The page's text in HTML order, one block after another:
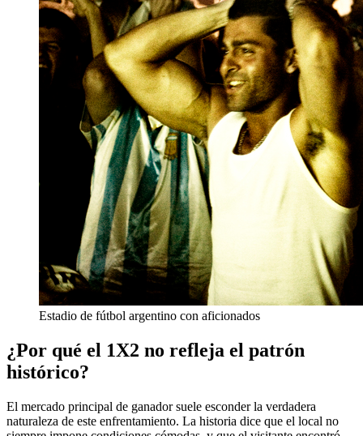
Estadio de fútbol argentino con aficionados
¿Por qué el 1X2 no refleja el patrón
histórico?
El mercado principal de ganador suele esconder la verdadera
naturaleza de este enfrentamiento. La historia dice que el local no